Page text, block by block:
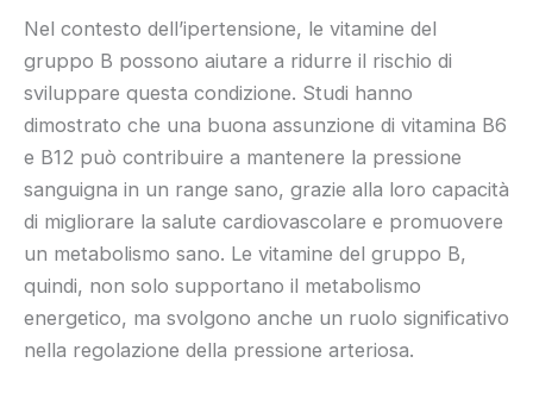
Nel contesto dell’ipertensione, le vitamine del
gruppo B possono aiutare a ridurre il rischio di
sviluppare questa condizione. Studi hanno
dimostrato che una buona assunzione di vitamina B6
e B12 può contribuire a mantenere la pressione
sanguigna in un range sano, grazie alla loro capacità
di migliorare la salute cardiovascolare e promuovere
un metabolismo sano. Le vitamine del gruppo B,
quindi, non solo supportano il metabolismo
energetico, ma svolgono anche un ruolo significativo
nella regolazione della pressione arteriosa.